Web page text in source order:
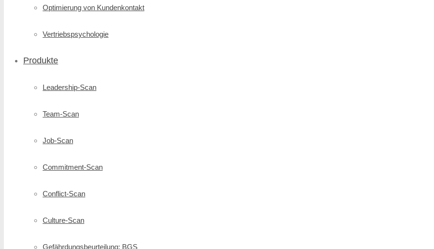
Optimierung von Kundenkontakt
Vertriebspsychologie
Produkte
Leadership-Scan
Team-Scan
Job-Scan
Commitment-Scan
Conflict-Scan
Culture-Scan
Gefährdungsbeurteilung: BGS